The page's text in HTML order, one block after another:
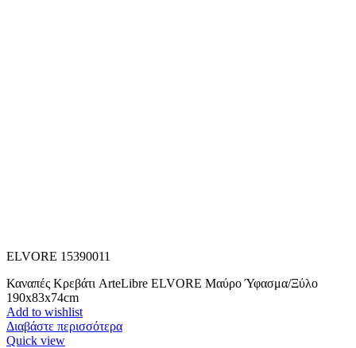
ELVORE 15390011
Καναπές Κρεβάτι ArteLibre ELVORE Μαύρο Ύφασμα/Ξύλο
190x83x74cm
Add to wishlist
Διαβάστε περισσότερα
Quick view